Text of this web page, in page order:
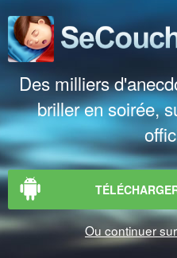
Des milliers
briller en soirée,
Ou continuer